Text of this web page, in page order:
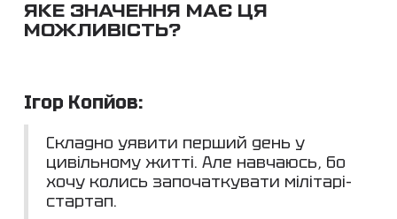
ЯКЕ ЗНАЧЕННЯ МАЄ ЦЯ
МОЖЛИВІСТЬ?
Ігор Копйов:
Складно уявити перший день у
цивільному житті. Але навчаюсь, бо
хочу колись започаткувати мілітарі-
стартап.